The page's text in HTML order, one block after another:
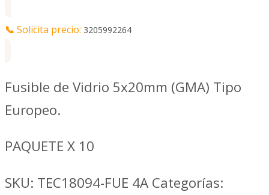
📞 Solicita precio: 3205992264
Fusible de Vidrio 5x20mm (GMA) Tipo
Europeo.
PAQUETE X 10
SKU: TEC18094-FUE 4A Categorías: